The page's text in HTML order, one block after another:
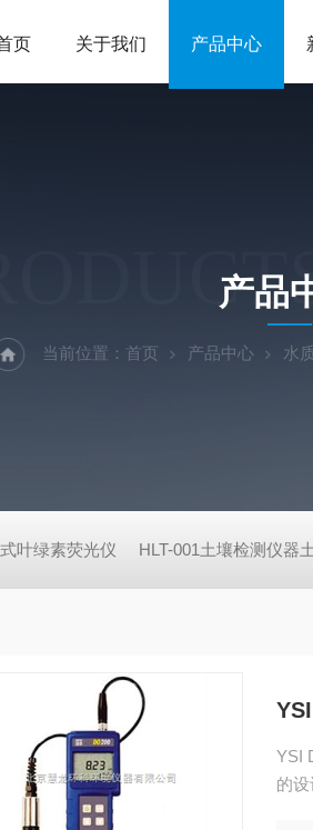
页 关于我们 产品中心
产品
当前位置： 首页 产品中心 水
叶绿素荧光仪 HLT-001土壤检测仪器
YSI
的